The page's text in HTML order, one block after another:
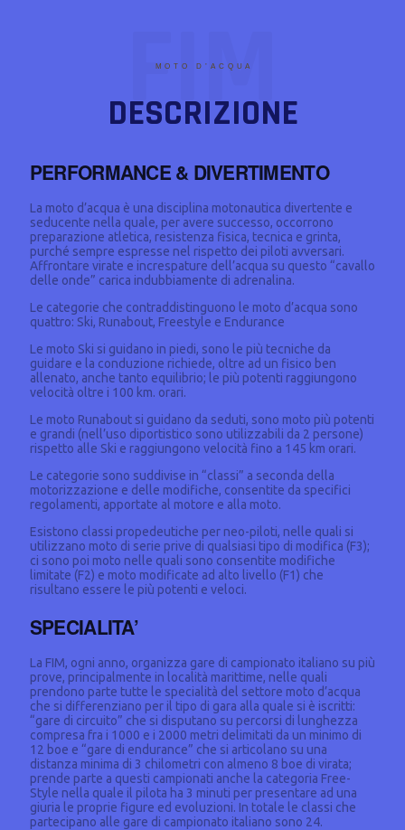
FIM
MOTO D’ACQUA
DESCRIZIONE
PERFORMANCE & DIVERTIMENTO
La moto d’acqua è una disciplina motonautica divertente e
seducente nella quale, per avere successo, occorrono
preparazione atletica, resistenza fisica, tecnica e grinta,
purché sempre espresse nel rispetto dei piloti avversari.
Affrontare virate e increspature dell’acqua su questo “cavallo
delle onde” carica indubbiamente di adrenalina.
Le categorie che contraddistinguono le moto d’acqua sono
quattro: Ski, Runabout, Freestyle e Endurance
Le moto Ski si guidano in piedi, sono le più tecniche da
guidare e la conduzione richiede, oltre ad un fisico ben
allenato, anche tanto equilibrio; le più potenti raggiungono
velocità oltre i 100 km. orari.
Le moto Runabout si guidano da seduti, sono moto più potenti
e grandi (nell’uso diportistico sono utilizzabili da 2 persone)
rispetto alle Ski e raggiungono velocità fino a 145 km orari.
Le categorie sono suddivise in “classi” a seconda della
motorizzazione e delle modifiche, consentite da specifici
regolamenti, apportate al motore e alla moto.
Esistono classi propedeutiche per neo-piloti, nelle quali si
utilizzano moto di serie prive di qualsiasi tipo di modifica (F3);
ci sono poi moto nelle quali sono consentite modifiche
limitate (F2) e moto modificate ad alto livello (F1) che
risultano essere le più potenti e veloci.
SPECIALITA’
La FIM, ogni anno, organizza gare di campionato italiano su più
prove, principalmente in località marittime, nelle quali
prendono parte tutte le specialità del settore moto d’acqua
che si differenziano per il tipo di gara alla quale si è iscritti:
“gare di circuito” che si disputano su percorsi di lunghezza
compresa fra i 1000 e i 2000 metri delimitati da un minimo di
12 boe e “gare di endurance” che si articolano su una
distanza minima di 3 chilometri con almeno 8 boe di virata;
prende parte a questi campionati anche la categoria Free-
Style nella quale il pilota ha 3 minuti per presentare ad una
giuria le proprie figure ed evoluzioni. In totale le classi che
partecipano alle gare di campionato italiano sono 24.